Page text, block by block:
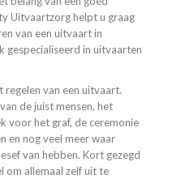
Uitvaartzorg helpt u graag
van een uitvaart in
gespecialiseerd in uitvaarten
regelen van een uitvaart.
de juist mensen, het
voor het graf, de ceremonie
en nog veel meer waar
van hebben. Kort gezegd
om allemaal zelf uit te